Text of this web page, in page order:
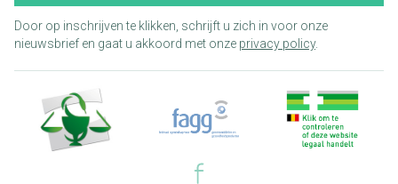
Door op inschrijven te klikken, schrijft u zich in voor onze
nieuwsbrief en gaat u akkoord met onze privacy policy.